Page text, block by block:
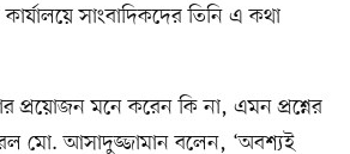
সাংবাদিকদের তিনি এ কথা
প্রয়োজন মনে করেন কি না, এমন প্রশ্নের
মো. আসাদুজ্জামান বলেন, ‘অবশ্যই